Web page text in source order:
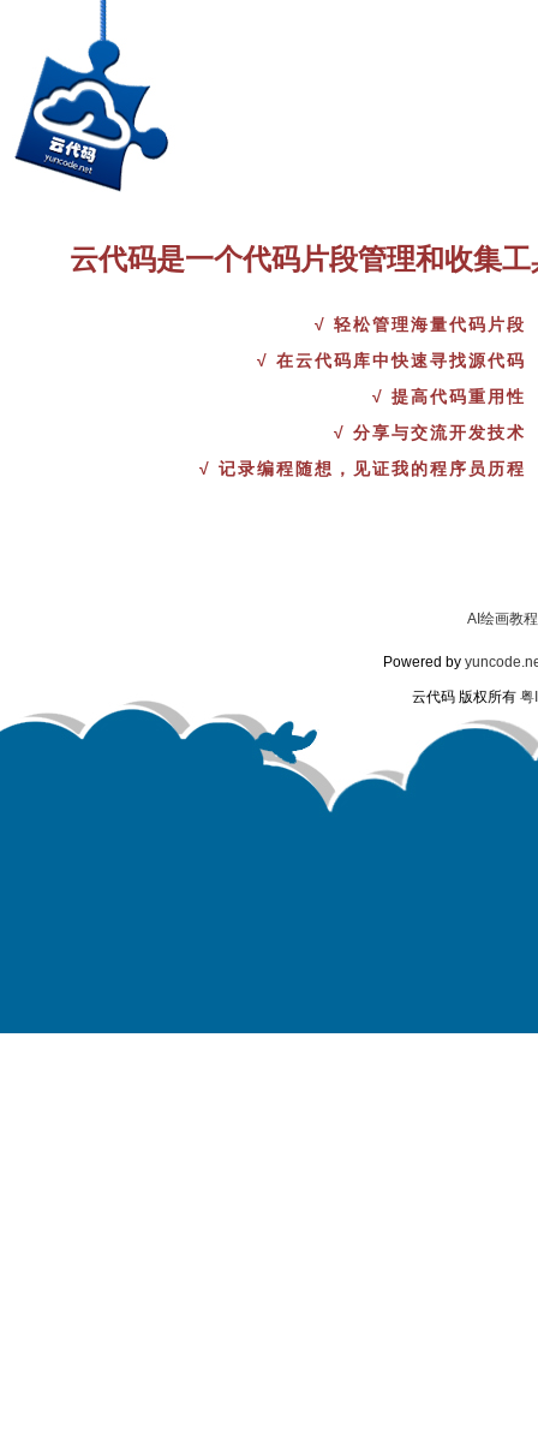
云代码是一个代码片段管理和收集工
√ 轻松管理海量代码片段
√ 在云代码库中快速寻找源代码
√ 提高代码重用性
√ 分享与交流开发技术
√ 记录编程随想，见证我的程序员历程
AI绘画教程
Powered by
云代码 版权所有 粤